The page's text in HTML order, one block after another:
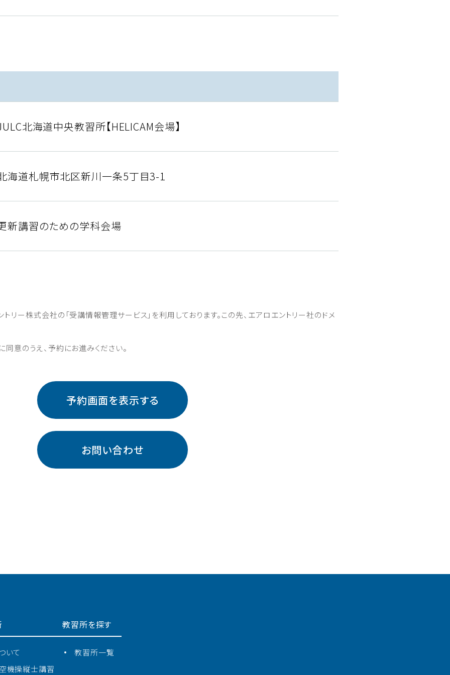
北海道中央教習所【HELICAM会場】
海道札幌市北区新川一条5丁目3-1
新講習のための学科会場
リー株式会社の「受講情報管理サービス」を利⽤しております。この先、エアロエントリー社のドメ
同意のうえ、予約にお進みください。
予約画面を表示する
お問い合わせ
いて
機操縦士講習
教習所を探す
教習所⼀覧